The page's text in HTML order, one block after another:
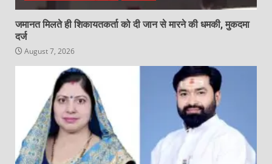
जमानत मिलते ही शिकायतकर्ता को दी जान से मारने की धमकी, मुकदमा
दर्ज
August 7, 2026